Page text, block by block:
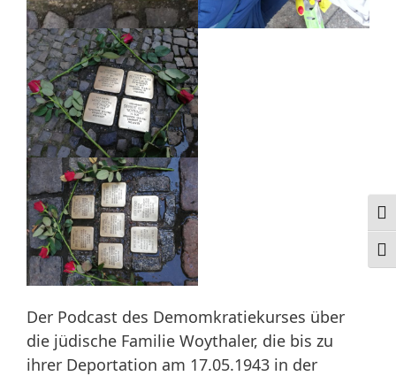
Der Podcast des Demomkratiekurses über
die jüdische Familie Woythaler, die bis zu
ihrer Deportation am 17.05.1943 in der